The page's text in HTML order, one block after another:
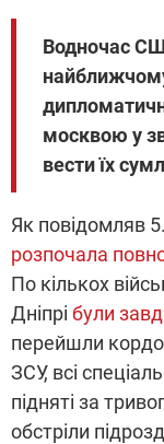
Водночас
москвою у
вести їх
Як повідомляв
розпочала
По кількох
Дніпрі були
перейшли
ЗСУ, всі
підняті за
обстріли